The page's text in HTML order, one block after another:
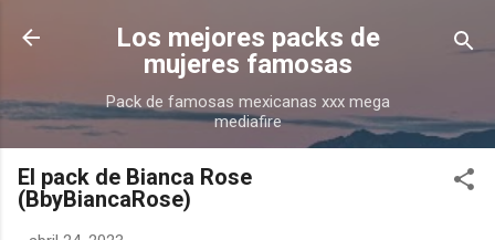
Ir al contenido principal
Los mejores packs de
mujeres famosas
Pack de famosas mexicanas xxx mega
mediafire
El pack de Bianca Rose
(BbyBiancaRose)